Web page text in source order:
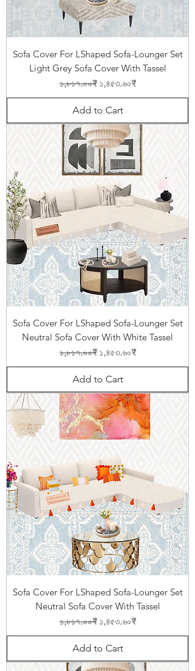
Sofa Cover For LShaped Sofa-Lounger Set
Light Grey Sofa Cover With Tassel
Regular Price
১,৮১৭.০০₹ Sale Price
১,৪৫৩.৬০₹
Add to Cart
Sofa Cover For LShaped Sofa-Lounger Set
Neutral Sofa Cover With White Tassel
Regular Price
১,৮১৭.০০₹ Sale Price
১,৪৫৩.৬০₹
Add to Cart
Sofa Cover For LShaped Sofa-Lounger Set
Neutral Sofa Cover With Tassel
Regular Price
১,৮১৭.০০₹ Sale Price
১,৪৫৩.৬০₹
Add to Cart